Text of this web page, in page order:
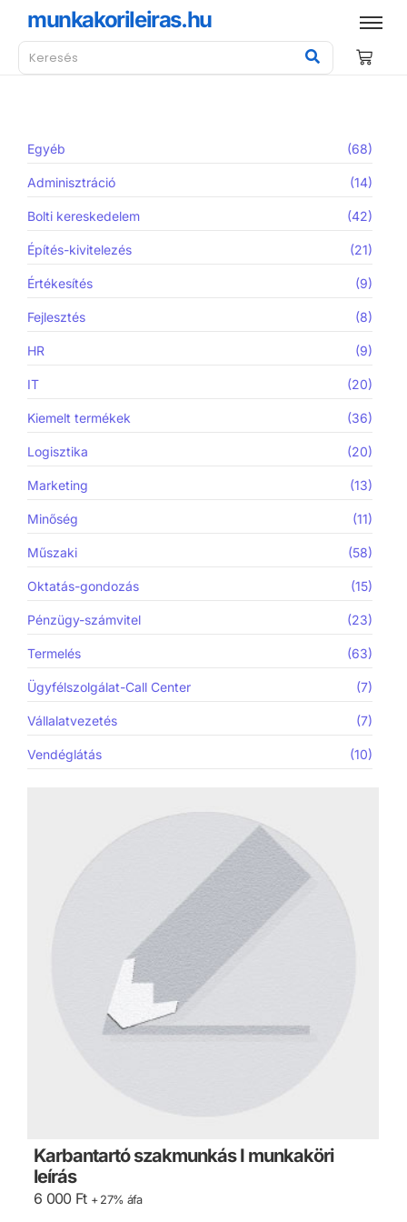
munkakorileiras.hu
Egyéb (68)
Adminisztráció (14)
Bolti kereskedelem (42)
Építés-kivitelezés (21)
Értékesítés (9)
Fejlesztés (8)
HR (9)
IT (20)
Kiemelt termékek (36)
Logisztika (20)
Marketing (13)
Minőség (11)
Műszaki (58)
Oktatás-gondozás (15)
Pénzügy-számvitel (23)
Termelés (63)
Ügyfélszolgálat-Call Center (7)
Vállalatvezetés (7)
Vendéglátás (10)
Karbantartó szakmunkás I munkaköri
leírás
6 000 Ft + 27% áfa